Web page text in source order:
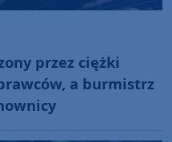
przez ciężki
a burmistrz